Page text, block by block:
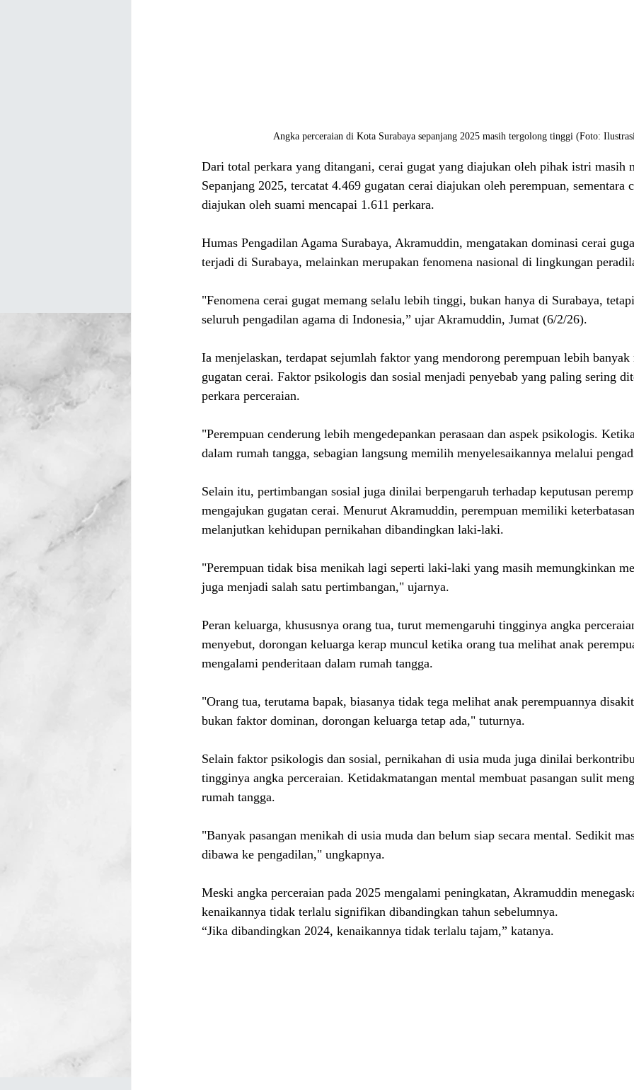
Angka perceraian di Kota Surabaya sepanjang 2025 masih tergolong tinggi (Foto:
Dari total perkara yang ditangani, cerai gugat yang diajukan oleh pihak istri masih
Sepanjang 2025, tercatat 4.469 gugatan cerai diajukan oleh perempuan, sementara
diajukan oleh suami mencapai 1.611 perkara.
Humas Pengadilan Agama Surabaya, Akramuddin, mengatakan dominasi cerai
terjadi di Surabaya, melainkan merupakan fenomena nasional di lingkungan
"Fenomena cerai gugat memang selalu lebih tinggi, bukan hanya di Surabaya,
seluruh pengadilan agama di Indonesia,” ujar Akramuddin, Jumat (6/2/26).
Ia menjelaskan, terdapat sejumlah faktor yang mendorong perempuan lebih banyak
gugatan cerai. Faktor psikologis dan sosial menjadi penyebab yang paling sering
perkara perceraian.
"Perempuan cenderung lebih mengedepankan perasaan dan aspek psikologis.
dalam rumah tangga, sebagian langsung memilih menyelesaikannya melalui
Selain itu, pertimbangan sosial juga dinilai berpengaruh terhadap keputusan
mengajukan gugatan cerai. Menurut Akramuddin, perempuan memiliki
melanjutkan kehidupan pernikahan dibandingkan laki-laki.
"Perempuan tidak bisa menikah lagi seperti laki-laki yang masih memungkinkan
juga menjadi salah satu pertimbangan," ujarnya.
Peran keluarga, khususnya orang tua, turut memengaruhi tingginya angka
menyebut, dorongan keluarga kerap muncul ketika orang tua melihat anak
mengalami penderitaan dalam rumah tangga.
"Orang tua, terutama bapak, biasanya tidak tega melihat anak perempuannya
bukan faktor dominan, dorongan keluarga tetap ada," tuturnya.
Selain faktor psikologis dan sosial, pernikahan di usia muda juga dinilai
tingginya angka perceraian. Ketidakmatangan mental membuat pasangan sulit
rumah tangga.
"Banyak pasangan menikah di usia muda dan belum siap secara mental. Sedikit
dibawa ke pengadilan," ungkapnya.
Meski angka perceraian pada 2025 mengalami peningkatan, Akramuddin
kenaikannya tidak terlalu signifikan dibandingkan tahun sebelumnya.
“Jika dibandingkan 2024, kenaikannya tidak terlalu tajam,” katanya.